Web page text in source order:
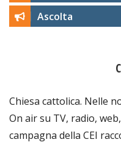
Ascolta
Chiesa cattolica. Nelle
On air su TV, radio,
campagna della CEI